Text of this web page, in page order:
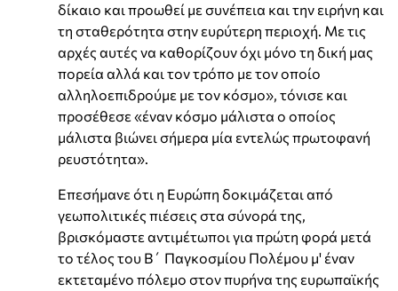
δίκαιο και προωθεί με συνέπεια και την ειρήνη και
τη σταθερότητα στην ευρύτερη περιοχή. Με τις
αρχές αυτές να καθορίζουν όχι μόνο τη δική μας
πορεία αλλά και τον τρόπο με τον οποίο
αλληλοεπιδρούμε με τον κόσμο», τόνισε και
προσέθεσε «έναν κόσμο μάλιστα ο οποίος
μάλιστα βιώνει σήμερα μία εντελώς πρωτοφανή
ρευστότητα».
Επεσήμανε ότι η Ευρώπη δοκιμάζεται από
γεωπολιτικές πιέσεις στα σύνορά της,
βρισκόμαστε αντιμέτωποι για πρώτη φορά μετά
το τέλος του Β΄ Παγκοσμίου Πολέμου μ' έναν
εκτεταμένο πόλεμο στον πυρήνα της ευρωπαϊκής